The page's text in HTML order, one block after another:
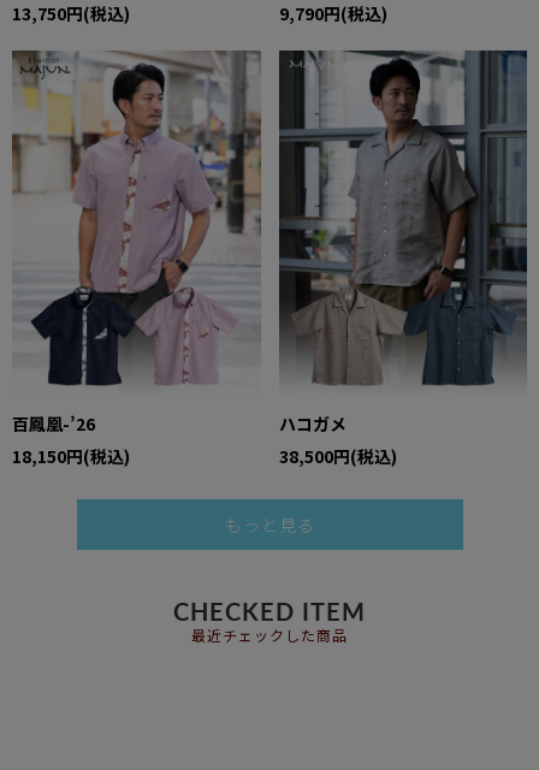
13,750円(税込)
9,790円(税込)
百鳳凰-’26
18,150円(税込)
ハコガメ
38,500円(税込)
もっと見る
CHECKED ITEM
最近チェックした商品